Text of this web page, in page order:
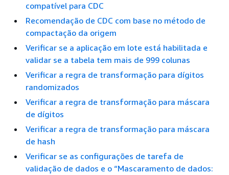
compatível para CDC
Recomendação de CDC com base no método de
compactação da origem
Verificar se a aplicação em lote está habilitada e
validar se a tabela tem mais de 999 colunas
Verificar a regra de transformação para dígitos
randomizados
Verificar a regra de transformação para máscara
de dígitos
Verificar a regra de transformação para máscara
de hash
Verificar se as configurações de tarefa de
validação de dados e o “Mascaramento de dados: